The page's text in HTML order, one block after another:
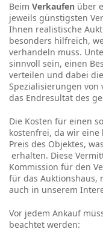
Beim Verkaufen über
jeweils günstigsten
Ihnen realistische
besonders hilfreich,
verhandeln muss.
sinnvoll sein, einen
verteilen und dabei
Spezialisierungen von
das Endresultat des
Die Kosten für einen
kostenfrei, da wir eine
Preis des Objektes,
erhalten. Diese
Kommission für den
für das Auktionshaus,
auch in unserem
Vor jedem Ankauf
beachtet werden: